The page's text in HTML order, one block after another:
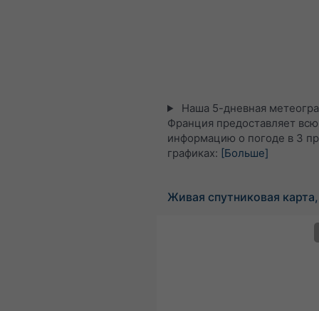
Наша 5-дневная
Франция предоставляет всю
информацию о погоде в 3
графиках: [Больше]
Живая спутниковая